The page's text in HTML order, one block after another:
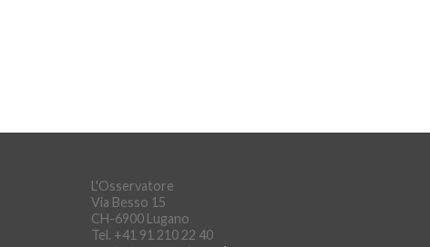
L'Osservatore
Via Besso 15
CH-6900 Lugano
Tel. +41 91 210 22 40